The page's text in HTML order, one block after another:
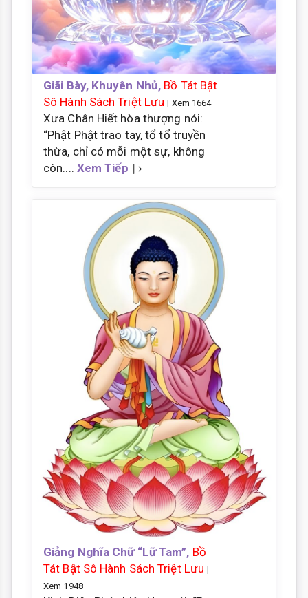
Giãi Bày, Khuyên Nhủ, Bồ Tát Bật
Sô Hành Sách Triệt Lưu | Xem 1664
Xưa Chân Hiết hòa thượng nói:
“Phật Phật trao tay, tổ tổ truyền
thừa, chỉ có mỗi một sự, không
còn.... Xem Tiếp
Giảng Nghĩa Chữ “Lữ Tam”, Bồ
Tát Bật Sô Hành Sách Triệt Lưu |
Xem 1948